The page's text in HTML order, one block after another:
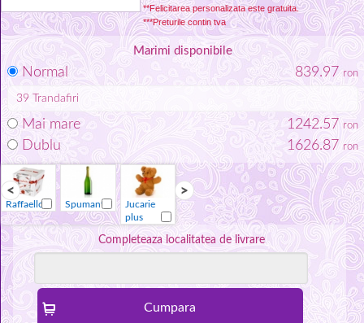
**Felicitarea personalizata este gratuita.
***Preturile contin tva
Marimi disponibile
Normal 839.97 ron
39 Trandafiri
Mai mare 1242.57 ron
Dublu 1626.87 ron
Raffaello Spumant
Jucarie
plus
Vaza Raffaello Spumant
Completeaza localitatea de livrare